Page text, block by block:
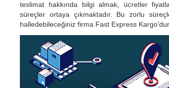
teslimat hakkında bilgi almak, ücretler
süreçler ortaya çıkmaktadır. Bu zorlu
halledebileceğiniz firma Fast Express